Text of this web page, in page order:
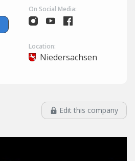
On Social Media:
Location:
Niedersachsen
Edit this company